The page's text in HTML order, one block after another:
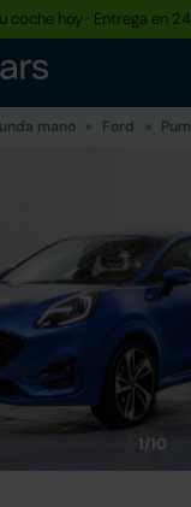
coche hoy · Entrega en
mano Ford
1/10